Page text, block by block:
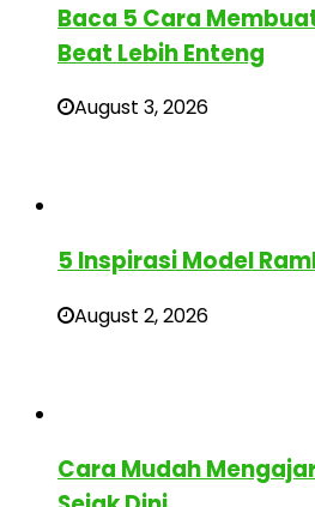
Baca 5 Cara
Beat Lebih Enteng
August 3, 2026
5 Inspirasi Model
August 2, 2026
Cara Mudah